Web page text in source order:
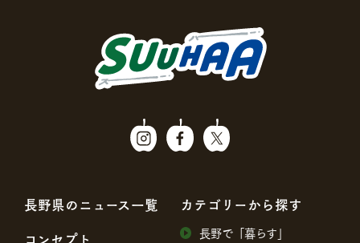
⻑野県のニュース⼀覧
コンセプト
カテゴリーから探す
⻑野で「暮らす」